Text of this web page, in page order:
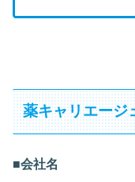
薬キャリエージ
■会社名